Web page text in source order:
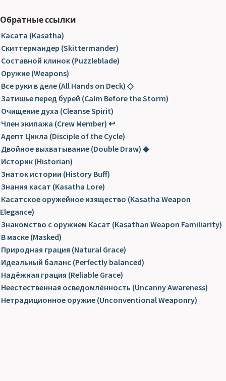
Обратные ссылки
Касата (Kasatha)
Скиттермандер (Skittermander)
Составной клинок (Puzzleblade)
Оружие (Weapons)
Все руки в деле (All Hands on Deck) ◇
Затишье перед бурей (Calm Before the Storm)
Очищение духа (Cleanse Spirit)
Член экипажа (Crew Member) ↩
Адепт Цикла (Disciple of the Cycle)
Двойное выхватывание (Double Draw) ◆
Историк (Historian)
Знаток истории (History Buff)
Знания касат (Kasatha Lore)
Касатское оружейное изящество (Kasatha Weapon
Elegance)
Знакомство с оружием Касат (Kasathan Weapon Familiarity)
В маске (Masked)
Природная грация (Natural Grace)
Идеальный баланс (Perfectly balanced)
Надёжная грация (Reliable Grace)
Неестественная осведомлённость (Uncanny Awareness)
Нетрадиционное оружие (Unconventional Weaponry)